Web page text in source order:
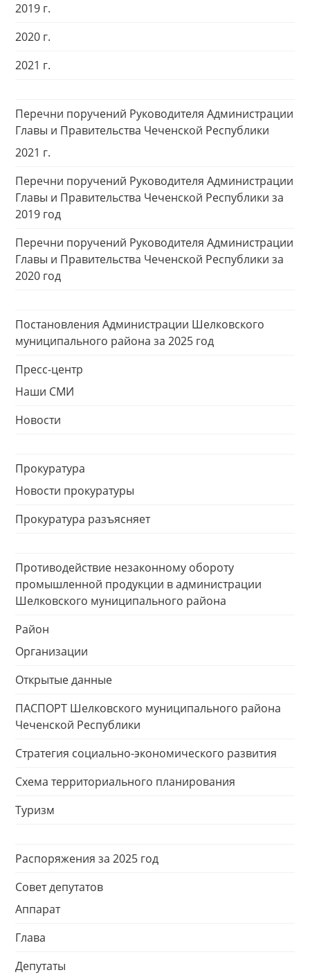
2019 г.
2020 г.
2021 г.
Перечни поручений Руководителя Администрации
Главы и Правительства Чеченской Республики
2021 г.
Перечни поручений Руководителя Администрации
Главы и Правительства Чеченской Республики за
2019 год
Перечни поручений Руководителя Администрации
Главы и Правительства Чеченской Республики за
2020 год
Постановления Администрации Шелковского
муниципального района за 2025 год
Пресс-центр
Наши СМИ
Новости
Прокуратура
Новости прокуратуры
Прокуратура разъясняет
Противодействие незаконному обороту
промышленной продукции в администрации
Шелковского муниципального района
Район
Организации
Открытые данные
ПАСПОРТ Шелковского муниципального района
Чеченской Республики
Стратегия социально-экономического развития
Схема территориального планирования
Туризм
Распоряжения за 2025 год
Совет депутатов
Аппарат
Глава
Депутаты